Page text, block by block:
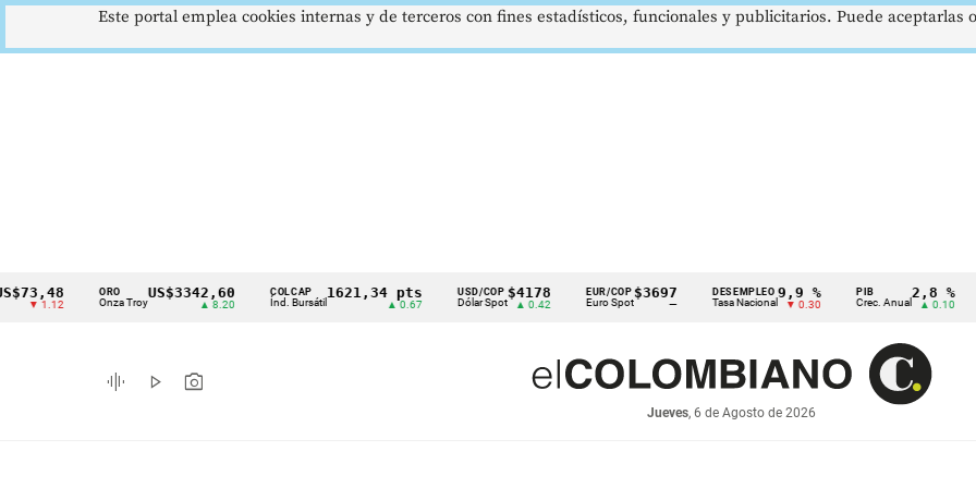
Cintillo
indicadores
económicos
ORO
Onza Troy
US$3342,60 COLCAP
Índ. Bursátil
1621,34 pts USD/COP
Dólar Spot
$4178
▲ 0.42
EUR/COP
Euro Spot
$3697
—
DESEMPLEO
Tasa Nacional
9,9 %
▼ 0.30
PIB
Crec. Anual
2,8 %
▲ 0.10
TRM
Tasa
graphic_eq play_arrow photo_camera
Jueves, 6 de Agosto de 2026
Este portal emplea cookies internas y de terceros con fines estadísticos, funcionales y publicitarios. Puede aceptarlas